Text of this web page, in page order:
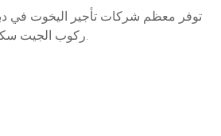
توفر معظم شركات تأجير اليخوت في
ركوب الجيت سكي، أو حتى الصيد. كما يمكن ترتيب جولات خاصة تأخذك إلى أماكن سياحية مميزة أو تنظيم حفلات خاصة تحت سماء دبي الساحرة.